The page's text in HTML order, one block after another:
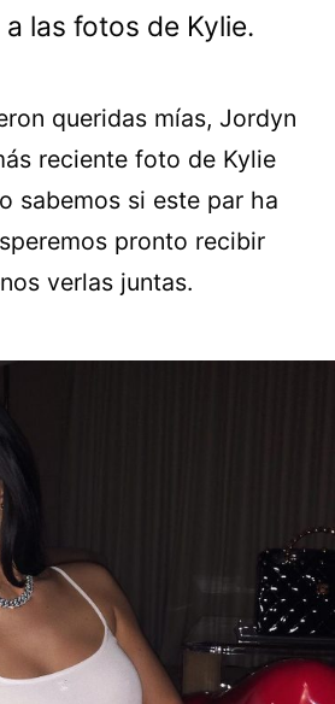
las fotos de Kylie.
queridas mías, Jordyn
reciente foto de Kylie
sabemos si este par ha
pronto recibir
verlas juntas.